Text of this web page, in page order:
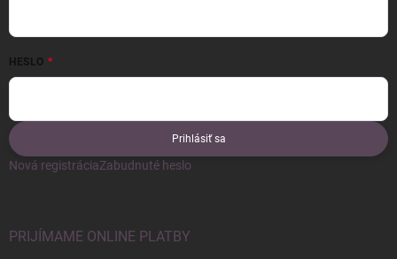
HESLO
Prihlásiť sa
Nová registráciaZabudnuté heslo
PRIJÍMAME ONLINE PLATBY